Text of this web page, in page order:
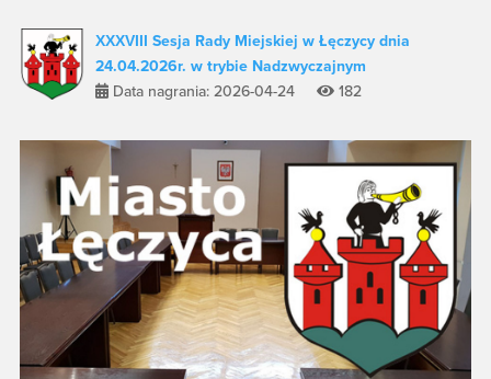
XXXVIII Sesja Rady Miejskiej w Łęczycy dnia
24.04.2026r. w trybie Nadzwyczajnym
Data nagrania: 2026-04-24
182